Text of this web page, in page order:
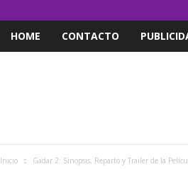
HOME CONTACTO
Inicio Gadar 2: Sinopsis, Reparto y Trailer de la